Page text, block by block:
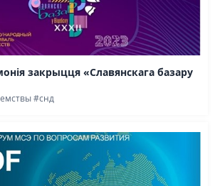
закрыцця «Славянскага базару
#снд